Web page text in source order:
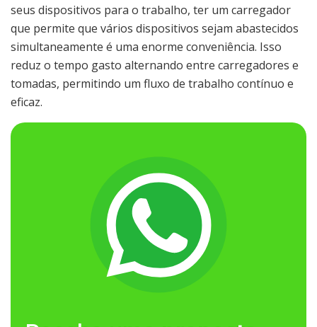
seus dispositivos para o trabalho, ter um carregador
que permite que vários dispositivos sejam abastecidos
simultaneamente é uma enorme conveniência. Isso
reduz o tempo gasto alternando entre carregadores e
tomadas, permitindo um fluxo de trabalho contínuo e
eficaz.